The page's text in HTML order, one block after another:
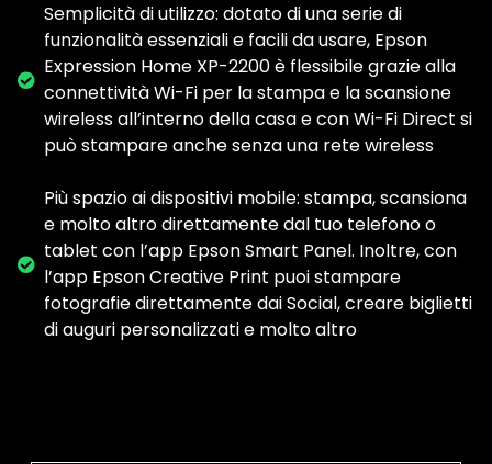
Semplicità di utilizzo: dotato di una serie di
funzionalità essenziali e facili da usare, Epson
Expression Home XP-2200 è flessibile grazie alla
connettività Wi-Fi per la stampa e la scansione
wireless all’interno della casa e con Wi-Fi Direct si
può stampare anche senza una rete wireless
Più spazio ai dispositivi mobile: stampa, scansiona
e molto altro direttamente dal tuo telefono o
tablet con l’app Epson Smart Panel. Inoltre, con
l’app Epson Creative Print puoi stampare
fotografie direttamente dai Social, creare biglietti
di auguri personalizzati e molto altro